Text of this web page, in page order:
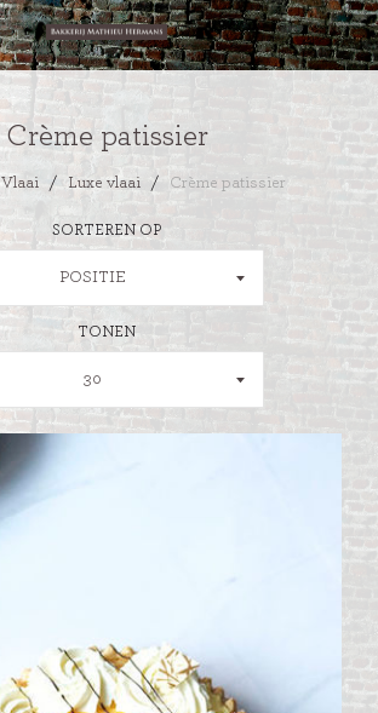
Crème patissier
Vlaai / Luxe vlaai / Crème patissier
SORTEREN OP
POSITIE
TONEN
30